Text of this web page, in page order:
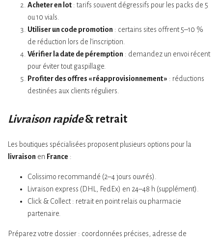
Acheter en lot : tarifs souvent dégressifs pour les packs de 5
ou 10 vials.
Utiliser un code promotion : certains sites offrent 5–10 %
de réduction lors de l’inscription.
Vérifier la date de péremption : demandez un envoi récent
pour éviter tout gaspillage.
Profiter des offres « réapprovisionnement » : réductions
destinées aux clients réguliers.
Livraison rapide& retrait
Les boutiques spécialisées proposent plusieurs options pour la
livraison en France :
Colissimo recommandé (2–4 jours ouvrés).
Livraison express (DHL, FedEx) en 24–48 h (supplément).
Click & Collect : retrait en point relais ou pharmacie
partenaire.
Préparez votre dossier : coordonnées précises, adresse de